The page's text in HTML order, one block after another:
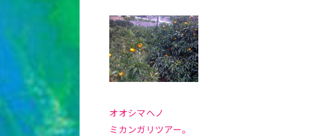
オオシマヘノ
ミカンガリツアー。